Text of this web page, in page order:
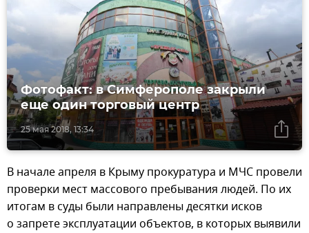
25 мая 2018, 13:34
Фотофакт: в Симферополе закрыли
еще один торговый центр
В начале апреля в Крыму прокуратура и МЧС провели
проверки мест массового пребывания людей. По их
итогам в суды были направлены десятки исков
о запрете эксплуатации объектов, в которых выявили